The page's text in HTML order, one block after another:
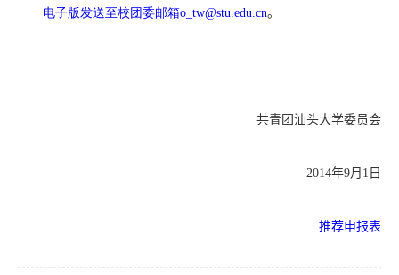
电子版发送至校团委邮箱o_tw@stu.edu.cn。
共青团汕头大学委员会
2014年9月 1 日
推荐申报表